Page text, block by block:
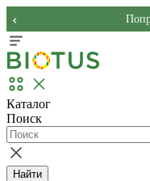
‹
Каталог
Поиск
Найти